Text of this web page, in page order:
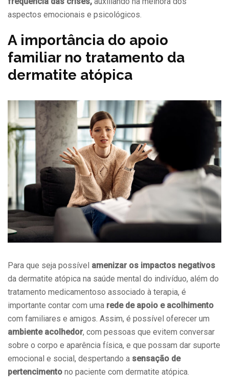
aspectos emocionais e psicológicos.
A importância do apoio
familiar no tratamento da
dermatite atópica
Para que seja possível amenizar os impactos negativos
da dermatite atópica na saúde mental do indivíduo, além do
tratamento medicamentoso associado à terapia, é
importante contar com uma rede de apoio e acolhimento
com familiares e amigos. Assim, é possível oferecer um
ambiente acolhedor, com pessoas que evitem conversar
sobre o corpo e aparência física, e que possam dar suporte
emocional e social, despertando a sensação de
pertencimento no paciente com dermatite atópica.